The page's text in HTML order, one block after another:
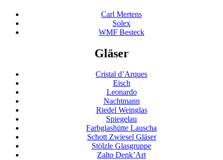
Carl Mertens
Solex
WMF Besteck
Gläser
Cristal d’Arques
Eisch
Leonardo
Nachtmann
Riedel Weinglas
Spiegelau
Farbglashütte Lauscha
Schott Zwiesel Gläser
Stölzle Glasgruppe
Zalto Denk’Art